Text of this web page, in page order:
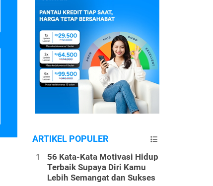
ARTIKEL POPULER
56 Kata-Kata Motivasi Hidup
Terbaik Supaya Diri Kamu
Lebih Semangat dan Sukses